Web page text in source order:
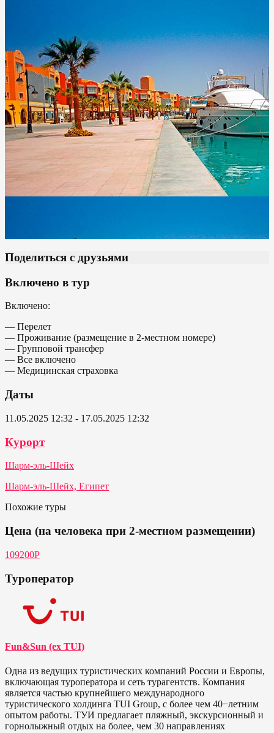
Поделиться с друзьями
Включено в тур
Включено:
— Перелет
— Проживание (размещение в 2-местном номере)
— Групповой трансфер
— Все включено
— Медицинская страховка
Даты
11.05.2025 12:32 - 17.05.2025 12:32
Курорт
Шарм-эль-Шейх
Шарм-эль-Шейх, Египет
Похожие туры
Цена (на человека при 2-местном размещении)
109200P
Туроператор
Fun&Sun (ex TUI)
Одна из ведущих туристических компаний России и Европы,
включающая туроператора и сеть турагентств. Компания
является частью крупнейшего международного
туристического холдинга TUI Group, с более чем 40−летним
опытом работы. ТУИ предлагает пляжный, экскурсионный и
горнолыжный отдых на более, чем 30 направлениях